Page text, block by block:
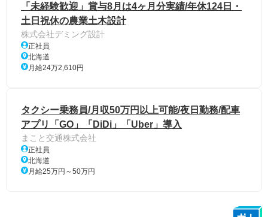
「未経験歓迎」賞与8月は4ヶ月分実績/年休124日・
土日祝休の農業土木設計
株式会社デミング設計
正社員
北海道
月給24万2,610円
タクシー乗務員/月収50万円以上可能/夜日勤務/配車
アプリ「GO」「DiDi」「Uber」導入
まこと交通株式会社
正社員
北海道
月給25万円～50万円